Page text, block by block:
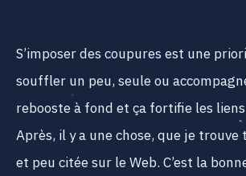
S’imposer des coupures est une
souffler un peu, seule ou
rebooste à fond et ça fortifie les
Après, il y a une chose, que je
et peu citée sur le Web. C’est la